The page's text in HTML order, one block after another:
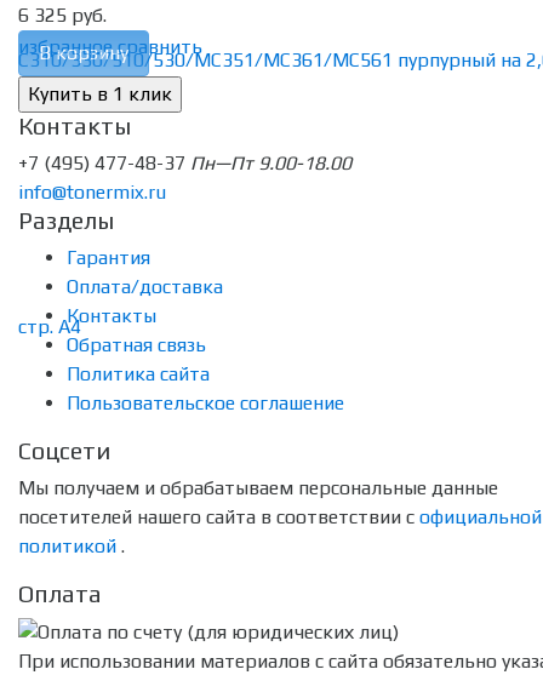
избранное сравнить
6 325 руб.
В корзину
Контакты
+7 (495) 477-48-37 Пн—Пт 9.00-18.00
info@tonermix.ru
Разделы
Гарантия
Оплата/доставка
Контакты
Обратная связь
Политика сайта
Пользовательское соглашение
Соцсети
Мы получаем и обрабатываем персональные данные
посетителей нашего сайта в соответствии с официальной
политикой .
Оплата
При использовании материалов с сайта обязательно